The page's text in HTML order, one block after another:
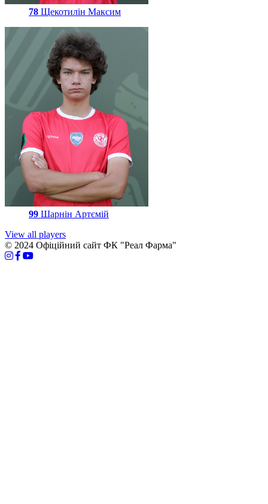
78 Щекотилін Максим
99 Шарнін Артємій
View all players
© 2024 Офіційний сайт ФК "Реал Фарма"